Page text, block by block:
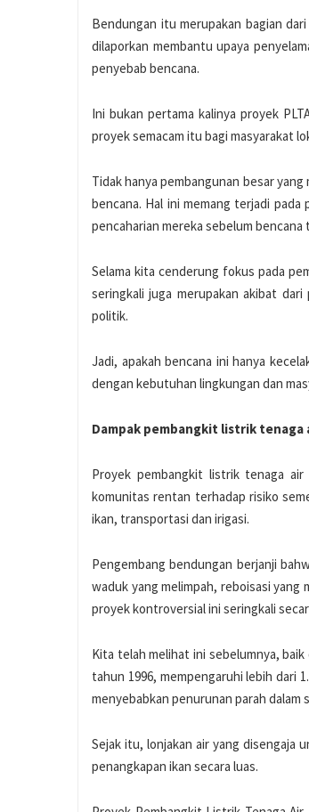
Bendungan itu merupakan bagian
dilaporkan membantu upaya
penyebab bencana.
Ini bukan pertama kalinya proyek
proyek semacam itu bagi masyarakat
Tidak hanya pembangunan besar
bencana. Hal ini memang terjadi
pencaharian mereka sebelum bencana
Selama kita cenderung fokus pada
seringkali juga merupakan akibat
politik.
Jadi, apakah bencana ini hanya
dengan kebutuhan lingkungan dan
Dampak pembangkit listrik tenaga
Proyek pembangkit listrik tenaga
komunitas rentan terhadap risiko
ikan, transportasi dan irigasi.
Pengembang bendungan berjanji
waduk yang melimpah, reboisasi yang
proyek kontroversial ini seringkali
Kita telah melihat ini sebelumnya,
tahun 1996, mempengaruhi lebih dari
menyebabkan penurunan parah dalam
Sejak itu, lonjakan air yang disengaja
penangkapan ikan secara luas.